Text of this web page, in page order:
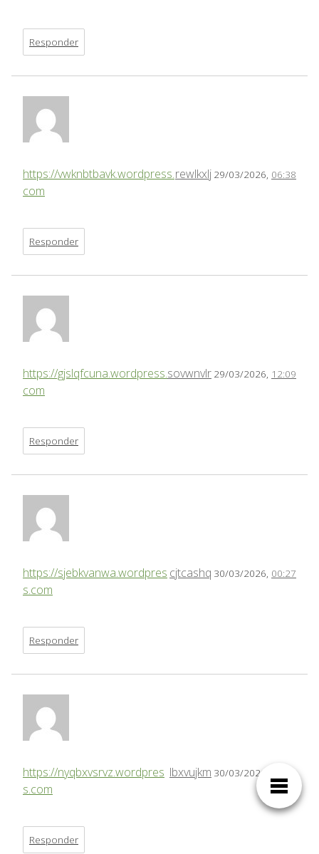
Responder
rewlkxlj 29/03/2026, 06:38
https://vwknbtbavk.wordpress.
com
Responder
sovwnvlr 29/03/2026, 12:09
https://gjslqfcuna.wordpress.
com
Responder
cjtcashq 30/03/2026, 00:27
https://sjebkvanwa.wordpres
s.com
Responder
lbxvujkm 30/03/2026,
https://nyqbxvsrvz.wordpres
s.com
Responder